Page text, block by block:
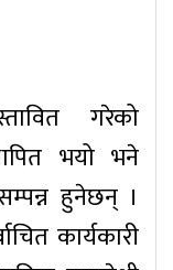
गरेको
भयो भने
हुनेछन् ।
कार्यकारी